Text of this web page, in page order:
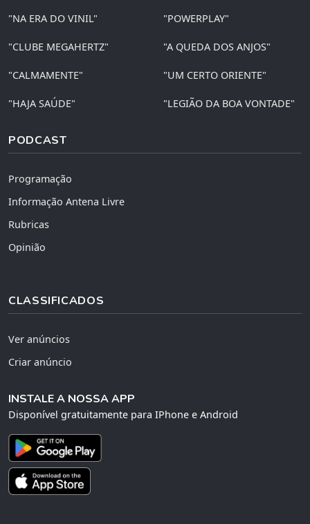
"NA ERA DO VINIL" "POWERPLAY"
"CLUBE MEGAHERTZ" "A QUEDA DOS ANJOS"
"CALMAMENTE" "UM CERTO ORIENTE"
"HAJA SAÚDE" "LEGIÃO DA BOA VONTADE"
PODCAST
Programação
Informação Antena Livre
Rubricas
Opinião
CLASSIFICADOS
Ver anúncios
Criar anúncio
INSTALE A NOSSA APP
Disponível gratuitamente para IPhone e Android